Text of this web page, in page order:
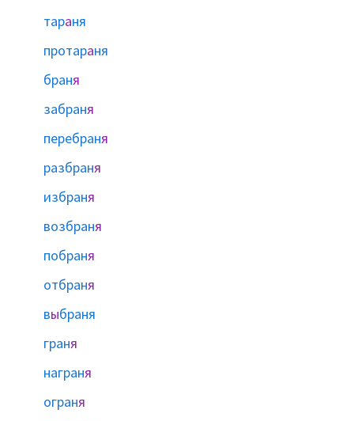
тараня
протараня
браня
забраня
перебраня
разбраня
избраня
возбраня
побраня
отбраня
выбраня
граня
награня
ограня